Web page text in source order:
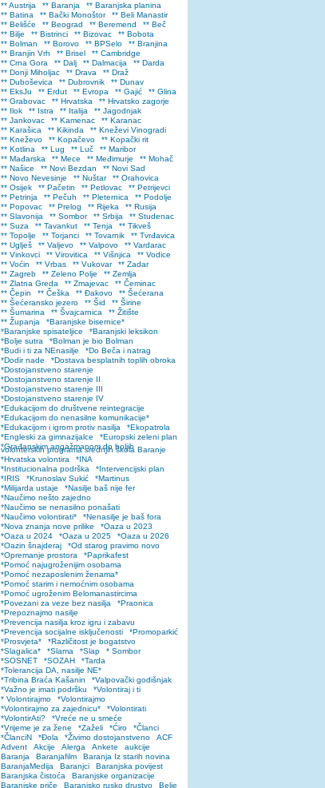
** Austrija ** Baranja
** Baranjska planina
** Batina
** Bački Monoštor
** Beli Manastir
** Belišće
** Beograd ** Beremend
** Beč
** Bilje
** Bistrinci ** Bizovac
** Bobota
** Bolman
** Borovo ** BPSelo
** Branjina
** Branjin Vrh
** Brisel
** Cambridge
** Crna Gora
** Dalj ** Dalmacija
** Darda
** Donji Miholjac
** Drava
** Draž
** Duboševica
** Dubrovnik
** Dunav
** EksJu
** Erdut ** Evropa ** Gajić
** Glina
** Grabovac
** Hrvatska
** Hrvatsko zagorje
** Ilok
** Istra ** Italija
** Jagodnjak
** Jankovac
** Kamenac
** Karanac
** Karašica
** Kikinda
** Kneževi Vinogradi
** Kneževo
** Kopačevo
** Kopački rit
** Kotlina
** Lug ** Luč
** Maribor
** Mađarska
** Mece ** Međimurje
** Mohač
** Našice
** Novi Bezdan
** Novi Sad
** Novo Nevesinje
** Nuštar
** Orahovica
** Osijek
** Pačetin ** Petlovac
** Petrijevci
** Petrinja
** Pečuh ** Pleternica
** Podolje
** Popovac
** Prelog ** Rijeka
** Rusija
** Slavonija
** Sombor ** Srbija
** Studenac
** Suza
** Tavankut ** Tenja
** Tikveš
** Topolje
** Torjanci ** Tovarnik
** Tvrđavica
** Uglješ
** Valjevo ** Valpovo
** Vardarac
** Vinkovci
** Virovitica ** Višnjica
** Vodice
** Voćin
** Vrbas ** Vukovar
** Zadar
** Zagreb
** Zeleno Polje
** Zemlja
** Zlatna Greda
** Zmajevac
** Čeminac
** Čepin
** Češka ** Đakovo
** Šećerana
** Šećeransko jezero
** Šid
** Širine
** Šumarina
** Švajcarnica
** Žitište
** Županja
*Baranjske bisernice*
*Baranjske spisateljice
*Baranjski leksikon
*Bolje sutra
*Bolman je bio Bolman
*Budi i ti za NEnasilje
*Do Beča i natrag
*Dodir nade
*Dostava besplatnih toplih obroka
*Dostojanstveno starenje
*Dostojanstveno starenje II
*Dostojanstveno starenje III
*Dostojanstveno starenje IV
*Edukacijom do društvene reintegracije
*Edukacijom do nenasilne komunikacije*
*Edukacijom i igrom protiv nasilja
*Ekopatrola
*Engleski za gimnazijalce
*Europski zeleni plan
*Građanskim angažmanom do boljih
volonterskih programa srednjih škola Baranje
*Hrvatska volontira
*INA
*Institucionalna podrška
*Intervencijski plan
*IRIS
*Krunoslav Sukić
*Martinus
*Milijarda ustaje
*Nasilje baš nije fer
*Naučimo nešto zajedno
*Naučimo se nenasilno ponašati
*Naučimo volontirati*
*Nenasilje je baš fora
*Nova znanja nove prilike
*Oaza u 2023
*Oaza u 2024
*Oaza u 2025
*Oaza u 2026
*Oazin šnajderaj
*Od starog pravimo novo
*Opremanje prostora
*Paprikafest
*Pomoć najugroženijim osobama
*Pomoć nezaposlenim ženama*
*Pomoć starim i nemoćnim osobama
*Pomoć ugroženim Belomanastircima
*Povezani za veze bez nasilja
*Praonica
*Prepoznajmo nasilje
*Prevencija nasilja kroz igru i zabavu
*Prevencija socijalne isključenosti
*Promoparkić
*Prosvjeta*
*Različitost je bogatstvo
*Slagalica*
*Slama *Slap
* Sombor
*SOSNET
*SOZAH
*Tarda
*Tolerancija DA, nasilje NE*
*Tribina Braća Kašanin
*Valpovački godišnjak
*Važno je imati podršku
*Volontiraj i ti
* Volontirajmo
*Volontirajmo
*Volontirajmo za zajednicu*
*Volontirati
*VolontirAti?
*Vreće ne u smeće
*Vrijeme je za žene
*Zaželi *Ćiro
*Članci
*ČlanciN
*Đola *Živimo dostojanstveno
ACF
Advent
Akcije Alerga Ankete
aukcije
Baranja
Baranjafilm
Baranja Iz starih novina
BaranjaMedija
Baranjci
Baranjska povijest
Baranjska čistoća
Baranjske organizacije
Baranjske priče
Baranjsko rusko drustvo
Belje